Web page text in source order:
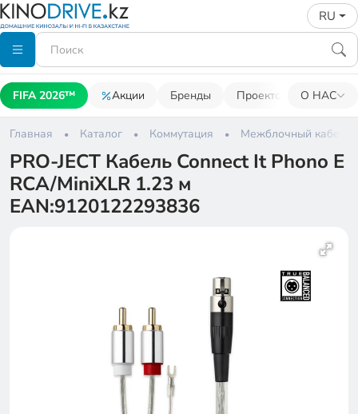
RU
FIFA 2026™ Акции Бренды Проекторы О НАС
Главная Каталог Коммутация Межблочный кабель
PRO-JECT Кабель Connect It Phono E
RCA/MiniXLR 1.23 м
EAN:9120122293836